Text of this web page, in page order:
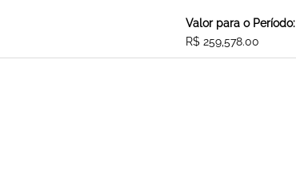
Valor para o Período:
R$ 259,578.00